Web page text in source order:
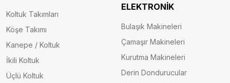
Koltuk Takımları
Köşe Takımı
Kanepe / Koltuk
İkili Koltuk
Üçlü Koltuk
ELEKTRONİK
Bulaşık Makineleri
Çamaşır Makineleri
Kurutma Makineleri
Derin Dondurucular